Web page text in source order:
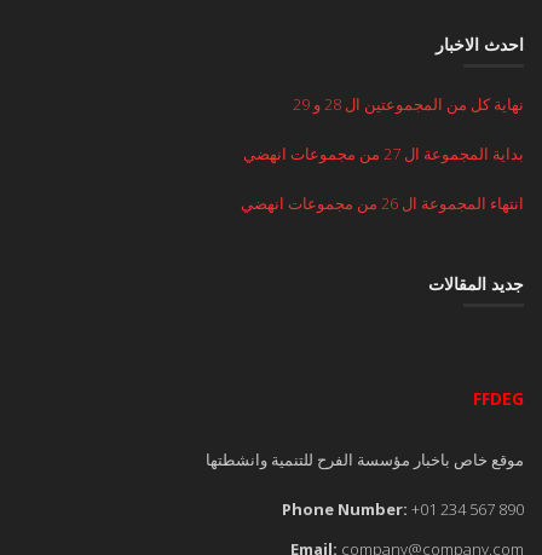
احدث الاخبار
نهاية كل من المجموعتين ال 28 و 29
بداية المجموعة ال 27 من مجموعات انهضي
انتهاء المجموعة ال 26 من مجموعات انهضي
جديد المقالات
FFDEG
موقع خاص باخبار مؤسسة الفرح للتنمية وانشطتها
Phone Number: +01 234 567 890
Email: company@company.com